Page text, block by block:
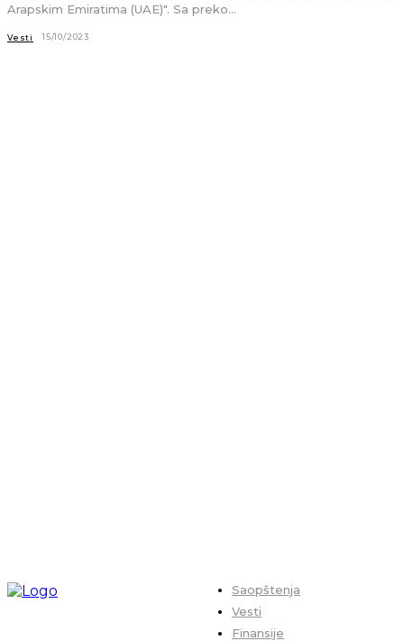
Arapskim Emiratima (UAE)". Sa preko...
Vesti 15/10/2023
Saopštenja
Vesti
Finansije